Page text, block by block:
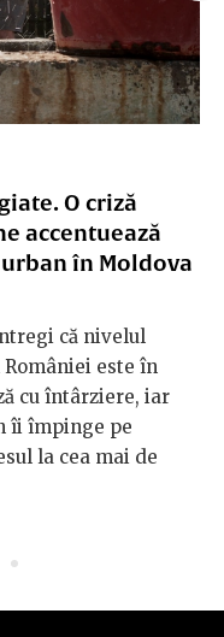
O criză
accentuează
în Moldova
că nivelul
este în
cu întârziere, iar
îi împinge pe
la cea mai de